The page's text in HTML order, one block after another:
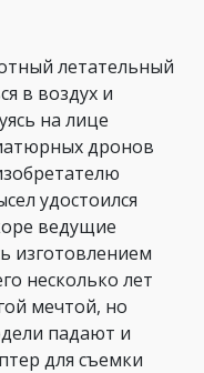
летательный
в воздух и
на лице
дронов
удостоился
ведущие
изготовлением
несколько лет
мечтой, но
падают и
для съемки